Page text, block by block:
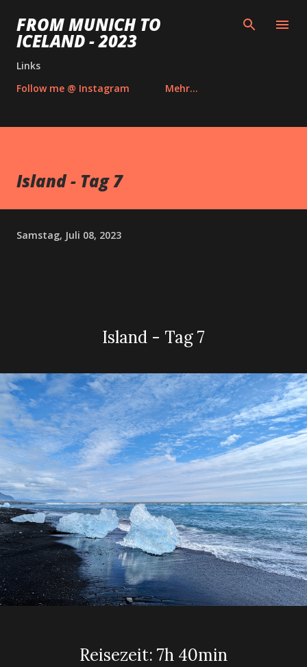
Direkt zum Hauptbereich
FROM MUNICH TO
ICELAND - 2023
Links
Follow me @ Instagram
Mehr…
Island - Tag 7
Samstag, Juli 08, 2023
Island - Tag 7
Reisezeit: 7h 40min